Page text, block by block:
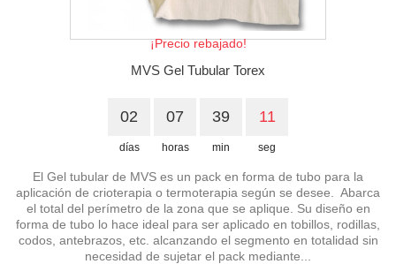
¡Precio rebajado!
MVS Gel Tubular Torex
02
días
07
horas
39
min
10
seg
El Gel tubular de MVS es un pack en forma de tubo para la
aplicación de crioterapia o termoterapia según se desee. Abarca
el total del perímetro de la zona que se aplique. Su diseño en
forma de tubo lo hace ideal para ser aplicado en tobillos, rodillas,
codos, antebrazos, etc. alcanzando el segmento en totalidad sin
necesidad de sujetar el pack mediante...